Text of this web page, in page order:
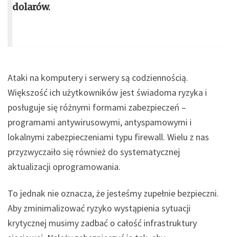
dolarów.
Ataki na komputery i serwery są codziennością.
Większość ich użytkowników jest świadoma ryzyka i
posługuje się różnymi formami zabezpieczeń –
programami antywirusowymi, antyspamowymi i
lokalnymi zabezpieczeniami typu firewall. Wielu z nas
przyzwyczaiło się również do systematycznej
aktualizacji oprogramowania.
To jednak nie oznacza, że jesteśmy zupełnie bezpieczni.
Aby zminimalizować ryzyko wystąpienia sytuacji
krytycznej musimy zadbać o całość infrastruktury